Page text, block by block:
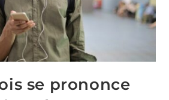
se prononce